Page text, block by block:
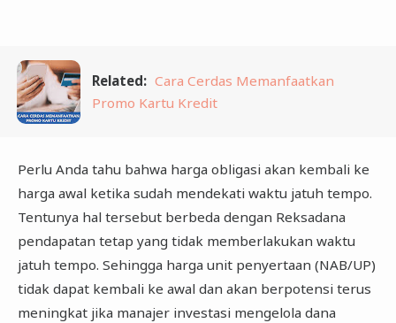
Related: Cara Cerdas Memanfaatkan
Promo Kartu Kredit
Perlu Anda tahu bahwa harga obligasi akan kembali ke
harga awal ketika sudah mendekati waktu jatuh tempo.
Tentunya hal tersebut berbeda dengan Reksadana
pendapatan tetap yang tidak memberlakukan waktu
jatuh tempo. Sehingga harga unit penyertaan (NAB/UP)
tidak dapat kembali ke awal dan akan berpotensi terus
meningkat jika manajer investasi mengelola dana